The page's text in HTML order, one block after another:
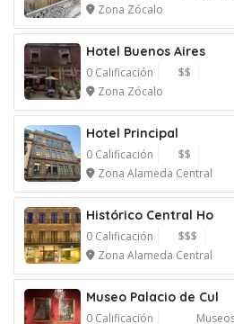
Zona Zócalo
Hotel Buenos Aires
0 Calificación $$
Zona Zócalo
Hotel Principal
0 Calificación $$
Zona Alameda Central
Histórico Central Ho
0 Calificación $$$
Zona Alameda Central
Museo Palacio de Cul
0 Calificación